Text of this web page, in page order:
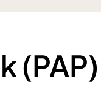
(PAP)